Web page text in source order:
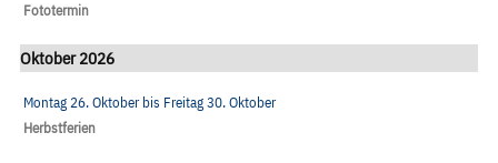
Fototermin
Oktober 2026
Montag 26. Oktoberbis Freitag 30. Oktober
Herbstferien